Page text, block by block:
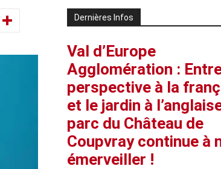
Dernières Infos
Val d’Europe
Agglomération :
perspective à la
et le jardin à
parc du Château de
Coupvray continue à
émerveiller !